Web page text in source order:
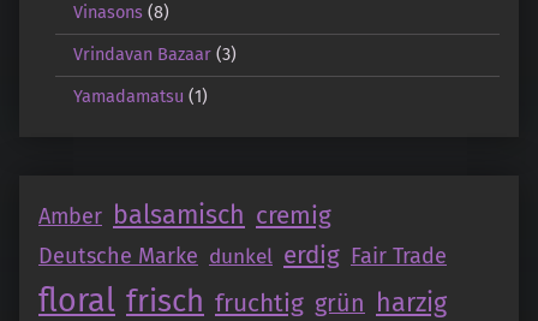
Vinasons(8)
Vrindavan Bazaar(3)
Yamadamatsu (1)
Amber balsamisch cremig
Deutsche Marke dunkel erdig Fair Trade
floral frisch fruchtig grün harzig